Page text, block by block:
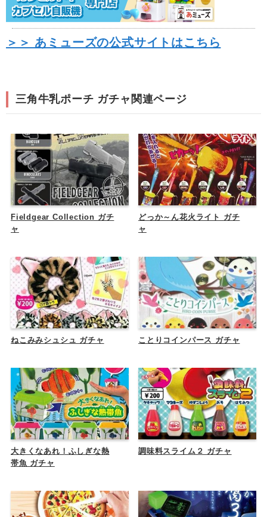
＞＞ あミューズの公式サイトはこちら
三角牛乳ポーチ ガチャ関連ページ
Fieldgear Collection ガチ
ャ
どっか～ん花火ライト ガチ
ャ
ねこみみシュシュ ガチャ ことりコインパース ガチャ
大きくなあれ！ふしぎな熱
帯魚 ガチャ
調味料スライム２ ガチャ